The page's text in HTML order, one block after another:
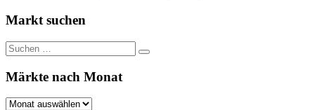
Markt suchen
Suchen
nach:
Suchen
Märkte nach Monat
Märkte